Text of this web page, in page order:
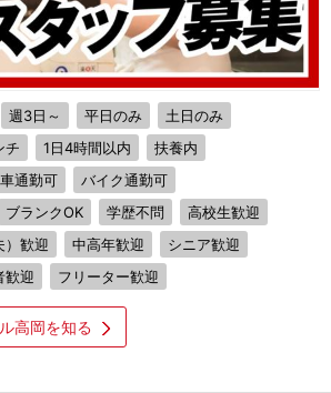
週3日～ 平日のみ
土日のみ
チ 1日4時間以内
扶養内
車通勤可
バイク通勤可
ブランクOK 学歴不問
高校生歓迎
）歓迎 中高年歓迎
シニア歓迎
歓迎 フリーター歓迎
高岡を知る